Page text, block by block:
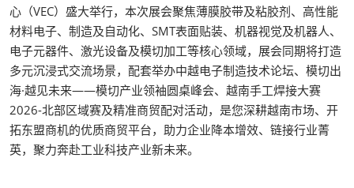
心（VEC）盛大举行，本次展会聚焦薄膜胶带及粘胶剂、高性能
材料电子、制造及自动化、SMT表面贴装、机器视觉及机器人、
电子元器件、激光设备及模切加工等核心领域，展会同期将打造
多元沉浸式交流场景，配套举办中越电子制造技术论坛、模切出
海·越见未来——模切产业领袖圆桌峰会、越南手工焊接大赛
2026-北部区域赛及精准商贸配对活动，是您深耕越南市场、开
拓东盟商机的优质商贸平台，助力企业降本增效、链接行业菁
英，聚力奔赴工业科技产业新未来。